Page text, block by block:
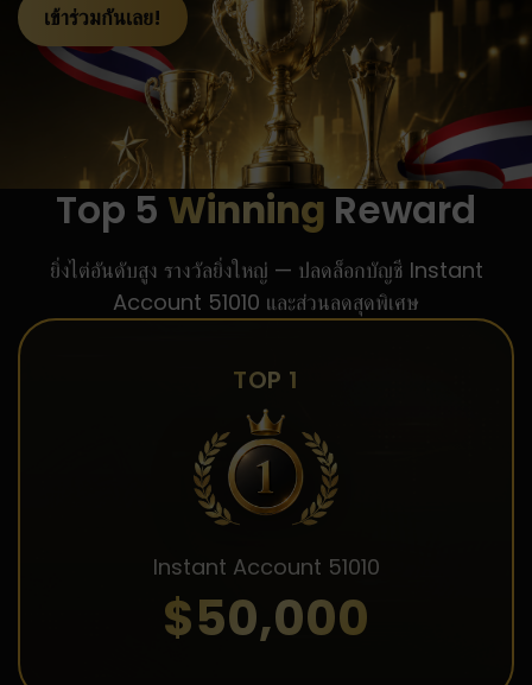
เข้าร่วมกันเลย!
Top 5 Winning Reward
ยิ่งไต่อันดับสูง รางวัลยิ่งใหญ่ — ปลดล็อกบัญชี Instant
Account 51010 และส่วนลดสุดพิเศษ
TOP 1
Instant Account 51010
$50,000